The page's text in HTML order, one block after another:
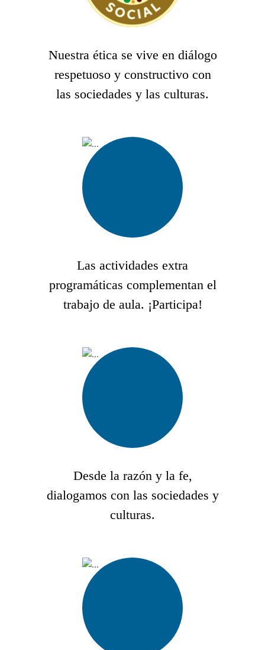
Nuestra ética se vive en diálogo
respetuoso y constructivo con
las sociedades y las culturas.
Las actividades extra
programáticas complementan el
trabajo de aula. ¡Participa!
Desde la razón y la fe,
dialogamos con las sociedades y
culturas.